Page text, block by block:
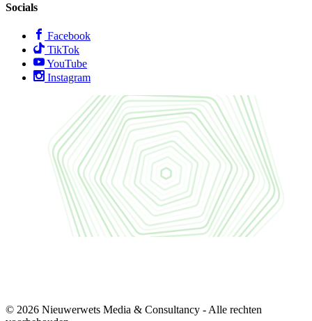
Socials
Facebook
TikTok
YouTube
Instagram
© 2026 Nieuwerwets Media & Consultancy - Alle rechten